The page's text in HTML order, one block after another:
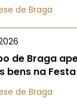
de Braga
de Braga
bens na
de Braga